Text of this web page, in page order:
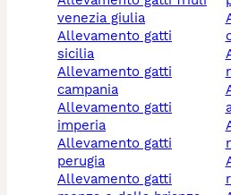
venezia giulia
allevamento gatti
sicilia
allevamento gatti
campania
allevamento gatti
imperia
allevamento gatti
perugia
allevamento gatti